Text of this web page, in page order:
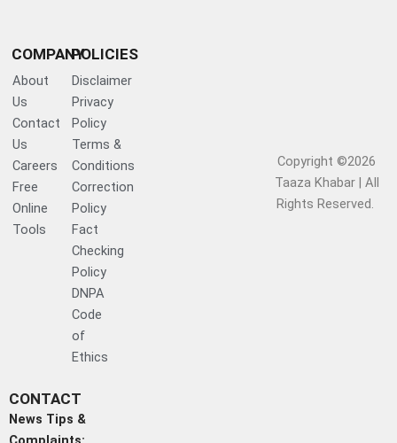
COMPANY
About
Us
Contact
Us
Careers
Free
Online
Tools
POLICIES
Disclaimer
Privacy
Policy
Terms &
Conditions
Correction
Policy
Fact
Checking
Policy
DNPA
Code
of
Ethics
CONTACT
News Tips &
Copyright ©2026
Taaza Khabar | All
Rights Reserved.​